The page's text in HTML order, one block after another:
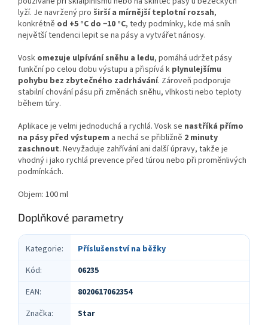
lyží. Je navržený pro širší a mírnější teplotní rozsah,
konkrétně od +5 °C do −10 °C, tedy podmínky, kde má sníh
největší tendenci lepit se na pásy a vytvářet nánosy.
Vosk omezuje ulpívání sněhu a ledu, pomáhá udržet pásy
funkční po celou dobu výstupu a přispívá k plynulejšímu
pohybu bez zbytečného zadrhávání. Zároveň podporuje
stabilní chování pásu při změnách sněhu, vlhkosti nebo teploty
během túry.
Aplikace je velmi jednoduchá a rychlá. Vosk se nastříká přímo
na pásy před výstupem a nechá se přibližně 2 minuty
zaschnout. Nevyžaduje zahřívání ani další úpravy, takže je
vhodný i jako rychlá prevence před túrou nebo při proměnlivých
podmínkách.
Objem: 100 ml
Doplňkové parametry
Kategorie:
Příslušenství na běžky
Kód:
06235
EAN:
8020617062354
Značka: Star